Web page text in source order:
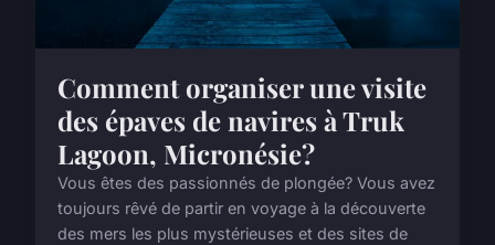
Comment organiser une visite
des épaves de navires à Truk
Lagoon, Micronésie?
Vous êtes des passionnés de plongée? Vous avez
toujours rêvé de partir en voyage à la découverte
des mers les plus mystérieuses et des sites de